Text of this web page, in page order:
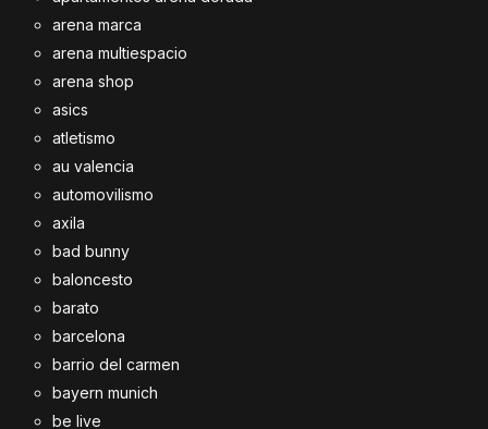
arena marca
arena multiespacio
arena shop
asics
atletismo
au valencia
automovilismo
axila
bad bunny
baloncesto
barato
barcelona
barrio del carmen
bayern munich
be live